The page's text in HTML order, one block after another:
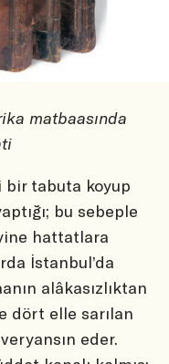
tabuta koyup
bu sebeple
hattatlara
İstanbul’da
alâkasızlıktan
dört elle sarılan
eder.